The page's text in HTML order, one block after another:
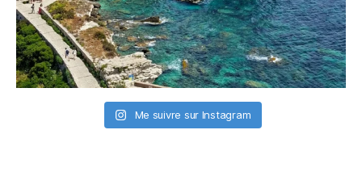
Me suivre sur Instagram